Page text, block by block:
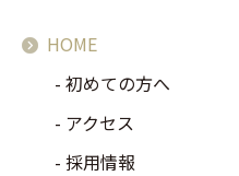
HOME
初めての方へ
アクセス
採用情報